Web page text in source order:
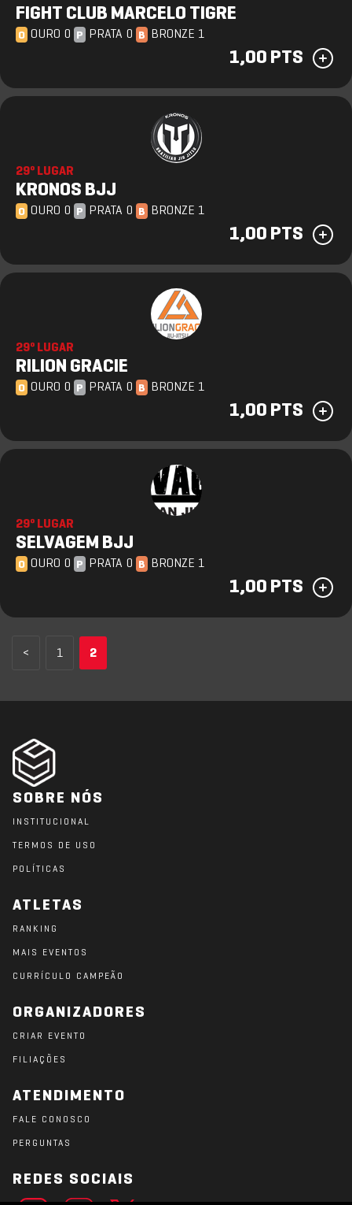
FIGHT CLUB MARCELO TIGRE
O OURO 0 P PRATA 0 B BRONZE 1
1,00 PTS
29º LUGAR
KRONOS BJJ
O OURO 0 P PRATA 0 B BRONZE 1
1,00 PTS
29º LUGAR
RILION GRACIE
O OURO 0 P PRATA 0 B BRONZE 1
1,00 PTS
29º LUGAR
SELVAGEM BJJ
O OURO 0 P PRATA 0 B BRONZE 1
1,00 PTS
< 1 2
SOBRE NÓS
INSTITUCIONAL
TERMOS DE USO
POLÍTICAS
ATLETAS
RANKING
MAIS EVENTOS
CURRÍCULO CAMPEÃO
ORGANIZADORES
CRIAR EVENTO
FILIAÇÕES
ATENDIMENTO
FALE CONOSCO
PERGUNTAS
REDES SOCIAIS